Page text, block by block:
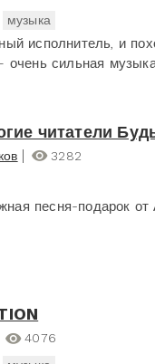
музыка
исполнитель, и
сильная
читатели
3282
песня-подарок от
4076